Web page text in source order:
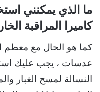
ما الذي يمكنني
كاميرا المراقبة
كما هو الحال مع معظم
عدسات ، يجب عليك
النسالة لمسح الغبار